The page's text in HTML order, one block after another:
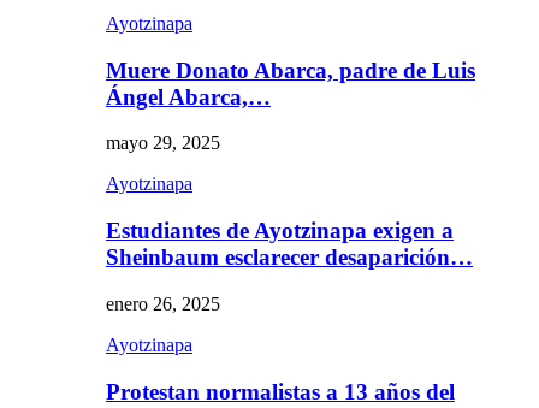
Ayotzinapa
Muere Donato Abarca, padre de Luis
Ángel Abarca,…
mayo 29, 2025
Ayotzinapa
Estudiantes de Ayotzinapa exigen a
Sheinbaum esclarecer desaparición…
enero 26, 2025
Ayotzinapa
Protestan normalistas a 13 años del